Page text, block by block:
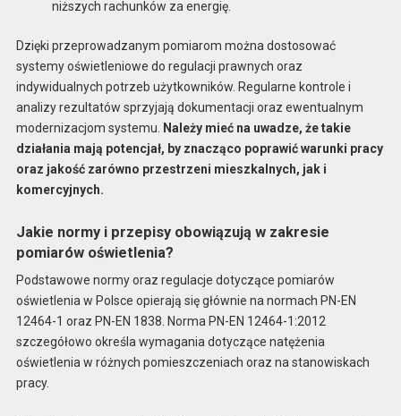
niższych rachunków za energię.
Dzięki przeprowadzanym pomiarom można dostosować
systemy oświetleniowe do regulacji prawnych oraz
indywidualnych potrzeb użytkowników. Regularne kontrole i
analizy rezultatów sprzyjają dokumentacji oraz ewentualnym
modernizacjom systemu.
Należy mieć na uwadze, że takie
działania mają potencjał, by znacząco poprawić warunki pracy
oraz jakość zarówno przestrzeni mieszkalnych, jak i
komercyjnych.
Jakie normy i przepisy obowiązują w zakresie
pomiarów oświetlenia?
Podstawowe normy oraz regulacje dotyczące pomiarów
oświetlenia w Polsce opierają się głównie na normach PN-EN
12464-1 oraz PN-EN 1838. Norma PN-EN 12464-1:2012
szczegółowo określa wymagania dotyczące natężenia
oświetlenia w różnych pomieszczeniach oraz na stanowiskach
pracy.